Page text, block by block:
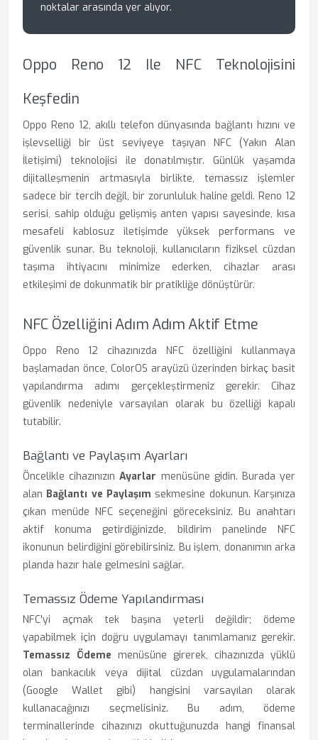
noktalar arasında yer alıyor.
Oppo Reno 12 Ile NFC Teknolojisini
Keşfedin
Oppo Reno 12, akıllı telefon dünyasında bağlantı hızını ve
işlevselliği bir üst seviyeye taşıyan NFC (Yakın Alan
İletişimi) teknolojisi ile donatılmıştır. Günlük yaşamda
dijitalleşmenin artmasıyla birlikte, temassız işlemler
sadece bir tercih değil, bir zorunluluk haline geldi. Reno 12
serisi, sahip olduğu gelişmiş anten yapısı sayesinde, kısa
mesafeli kablosuz iletişimde yüksek performans ve
güvenlik sunar. Bu teknoloji, kullanıcıların fiziksel cüzdan
taşıma ihtiyacını minimize ederken, cihazlar arası
etkileşimi de dokunmatik bir pratikliğe dönüştürür.
NFC Özelliğini Adım Adım Aktif Etme
Oppo Reno 12 cihazınızda NFC özelliğini kullanmaya
başlamadan önce, ColorOS arayüzü üzerinden birkaç basit
yapılandırma adımı gerçekleştirmeniz gerekir. Cihaz
güvenlik nedeniyle varsayılan olarak bu özelliği kapalı
tutabilir.
Bağlantı ve Paylaşım Ayarları
Öncelikle cihazınızınAyarlar menüsüne gidin. Burada yer
alan Bağlantı ve Paylaşım sekmesine dokunun. Karşınıza
çıkan menüde NFC seçeneğini göreceksiniz. Bu anahtarı
aktif konuma getirdiğinizde, bildirim panelinde NFC
ikonunun belirdiğini görebilirsiniz. Bu işlem, donanımın arka
planda hazır hale gelmesini sağlar.
Temassız Ödeme Yapılandırması
NFC'yi açmak tek başına yeterli değildir; ödeme
yapabilmek için doğru uygulamayı tanımlamanız gerekir.
Temassız Ödeme menüsüne girerek, cihazınızda yüklü
olan bankacılık veya dijital cüzdan uygulamalarından
(Google Wallet gibi) hangisini varsayılan olarak
kullanacağınızı seçmelisiniz. Bu adım, ödeme
terminallerinde cihazınızı okuttuğunuzda hangi finansal